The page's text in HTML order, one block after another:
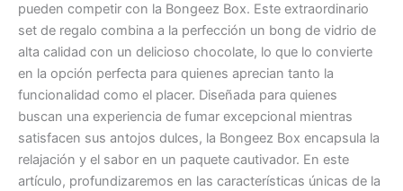
pueden competir con la Bongeez Box. Este extraordinario
set de regalo combina a la perfección un bong de vidrio de
alta calidad con un delicioso chocolate, lo que lo convierte
en la opción perfecta para quienes aprecian tanto la
funcionalidad como el placer. Diseñada para quienes
buscan una experiencia de fumar excepcional mientras
satisfacen sus antojos dulces, la Bongeez Box encapsula la
relajación y el sabor en un paquete cautivador. En este
artículo, profundizaremos en las características únicas de la